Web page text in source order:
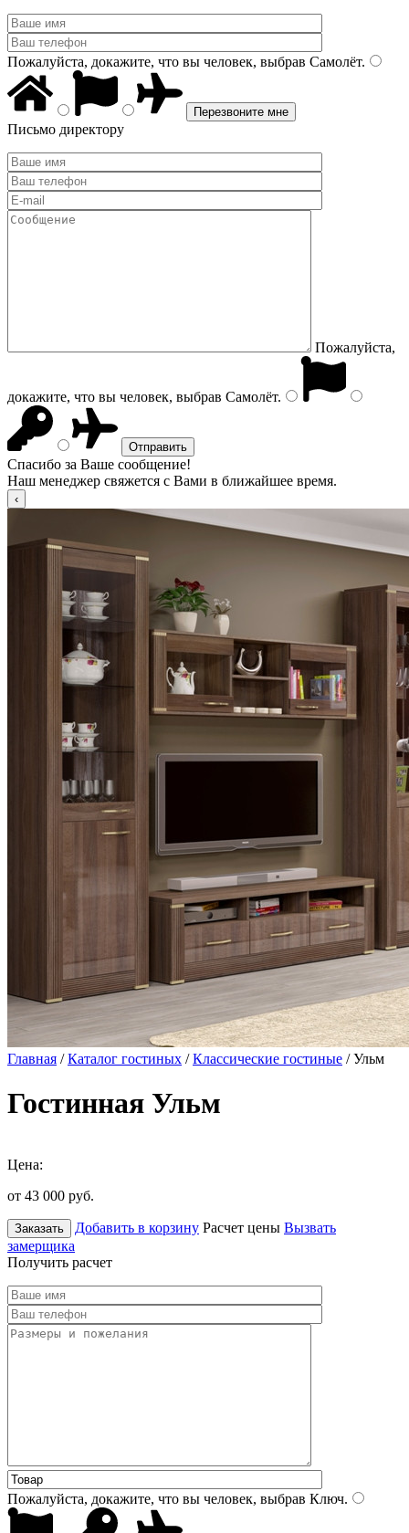
Пожалуйста, докажите, что вы человек, выбрав Самолёт.
Письмо директору
Пожалуйста,
докажите, что вы человек, выбрав Самолёт.
Спасибо за Ваше сообщение!
Наш менеджер свяжется с Вами в ближайшее время.
Главная /Каталог гостиных /Классические гостиные / Ульм
Гостинная Ульм
Цена:
от 43 000 руб.
Заказать Добавить в корзину Расчет цены Вызвать
замерщика
Получить расчет
Пожалуйста, докажите, что вы человек, выбрав Ключ.